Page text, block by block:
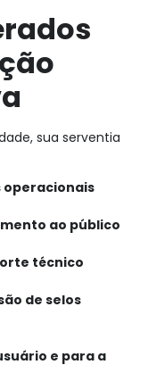
sua serventia
operacionais
ao público
técnico
de selos
e para a